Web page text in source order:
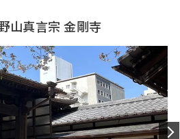
山真言宗 金剛寺